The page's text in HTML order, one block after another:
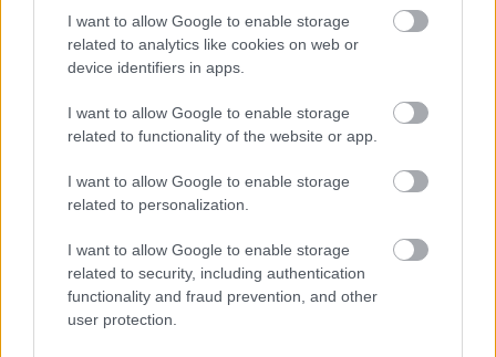
I want to allow Google to enable storage
related to analytics like cookies on web or
device identifiers in apps.
I want to allow Google to enable storage
related to functionality of the website or app.
I want to allow Google to enable storage
related to personalization.
I want to allow Google to enable storage
related to security, including authentication
functionality and fraud prevention, and other
user protection.
Segítség! Okostelefon-függő vagyok?
KISZÁMOLOM!